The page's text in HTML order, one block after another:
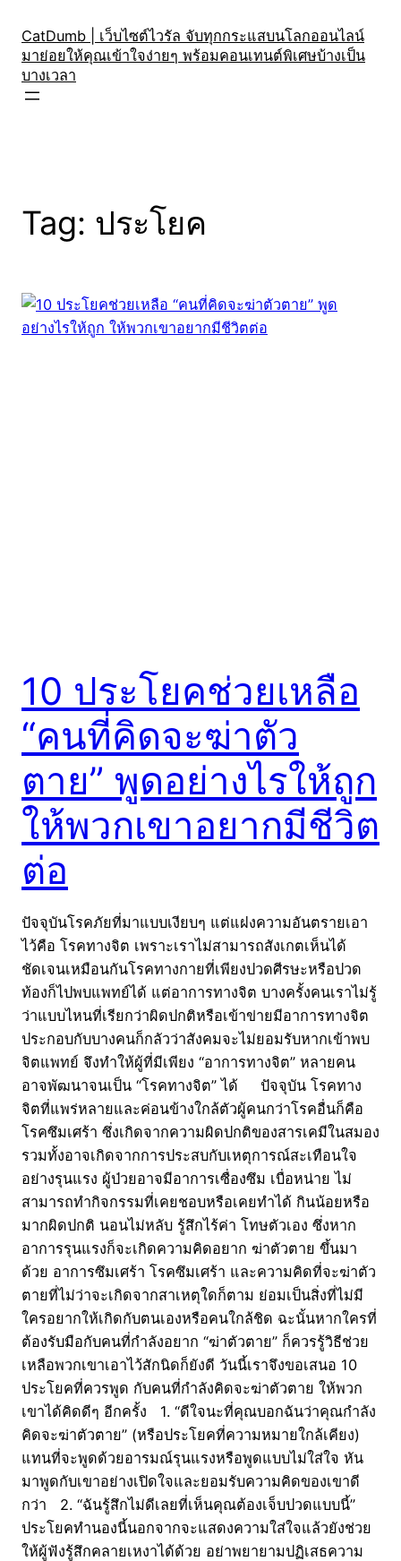
content
CatDumb | เว็บไซต์ไวรัล จับทุกกระแสบนโลกออนไลน์
มาย่อยให้คุณเข้าใจง่ายๆ พร้อมคอนเทนต์พิเศษบ้างเป็น
บางเวลา
Tag: ประโยค
10 ประโยคช่วยเหลือ
“คนที่คิดจะฆ่าตัว
ตาย” พูดอย่างไรให้ถูก
ให้พวกเขาอยากมีชีวิต
ต่อ
ปัจจุบันโรคภัยที่มาแบบเงียบๆ แต่แฝงความอันตรายเอา
ไว้คือ โรคทางจิต เพราะเราไม่สามารถสังเกตเห็นได้
ชัดเจนเหมือนกันโรคทางกายที่เพียงปวดศีรษะหรือปวด
ท้องก็ไปพบแพทย์ได้ แต่อาการทางจิต บางครั้งคนเราไม่รู้
ว่าแบบไหนที่เรียกว่าผิดปกติหรือเข้าข่ายมีอาการทางจิต
ประกอบกับบางคนก็กลัวว่าสังคมจะไม่ยอมรับหากเข้าพบ
จิตแพทย์ จึงทำให้ผู้ที่มีเพียง “อาการทางจิต” หลายคน
อาจพัฒนาจนเป็น “โรคทางจิต” ได้ ปัจจุบัน โรคทาง
จิตที่แพร่หลายและค่อนข้างใกล้ตัวผู้คนกว่าโรคอื่นก็คือ
โรคซึมเศร้า ซึ่งเกิดจากความผิดปกติของสารเคมีในสมอง
รวมทั้งอาจเกิดจากการประสบกับเหตุการณ์สะเทือนใจ
อย่างรุนแรง ผู้ป่วยอาจมีอาการเซื่องซึม เบื่อหน่าย ไม่
สามารถทำกิจกรรมที่เคยชอบหรือเคยทำได้ กินน้อยหรือ
มากผิดปกติ นอนไม่หลับ รู้สึกไร้ค่า โทษตัวเอง ซึ่งหาก
อาการรุนแรงก็จะเกิดความคิดอยาก ฆ่าตัวตาย ขึ้นมา
ด้วย อาการซึมเศร้า โรคซึมเศร้า และความคิดที่จะฆ่าตัว
ตายที่ไม่ว่าจะเกิดจากสาเหตุใดก็ตาม ย่อมเป็นสิ่งที่ไม่มี
ใครอยากให้เกิดกับตนเองหรือคนใกล้ชิด ฉะนั้นหากใครที่
ต้องรับมือกับคนที่กำลังอยาก “ฆ่าตัวตาย” ก็ควรรู้วิธีช่วย
เหลือพวกเขาเอาไว้สักนิดก็ยังดี วันนี้เราจึงขอเสนอ 10
ประโยคที่ควรพูด กับคนที่กำลังคิดจะฆ่าตัวตาย ให้พวก
เขาได้คิดดีๆ อีกครั้ง 1. “ดีใจนะที่คุณบอกฉันว่าคุณกำลัง
คิดจะฆ่าตัวตาย” (หรือประโยคที่ความหมายใกล้เคียง)
แทนที่จะพูดด้วยอารมณ์รุนแรงหรือพูดแบบไม่ใส่ใจ หัน
มาพูดกับเขาอย่างเปิดใจและยอมรับความคิดของเขาดี
กว่า 2. “ฉันรู้สึกไม่ดีเลยที่เห็นคุณต้องเจ็บปวดแบบนี้”
ประโยคทำนองนี้นอกจากจะแสดงความใส่ใจแล้วยังช่วย
ให้ผู้ฟังรู้สึกคลายเหงาได้ด้วย อย่าพยายามปฏิเสธความ